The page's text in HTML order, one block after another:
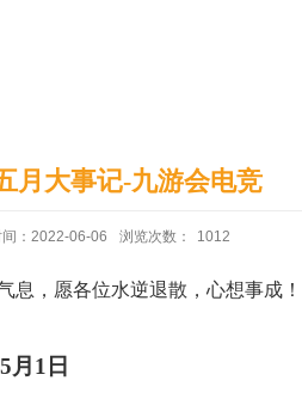
月大事记-九游会电竞
：2022-06-06 浏览次数： 1012
息，愿各位水逆退散，心想事成！
5月 1日